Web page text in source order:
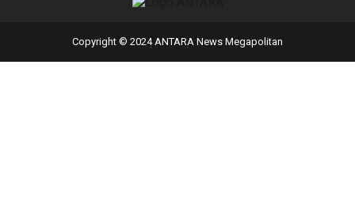
Copyright © 2024 ANTARA News Megapolitan